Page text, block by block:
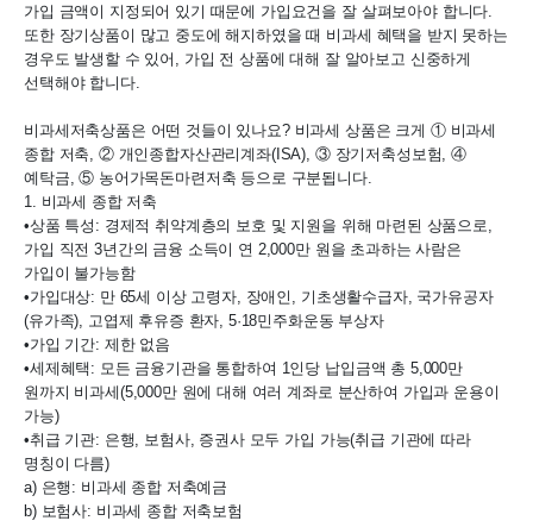
가입 금액이 지정되어 있기 때문에 가입요건을 잘 살펴보아야 합니다.
또한 장기상품이 많고 중도에 해지하였을 때 비과세 혜택을 받지 못하는
경우도 발생할 수 있어, 가입 전 상품에 대해 잘 알아보고 신중하게
선택해야 합니다.
비과세저축상품은 어떤 것들이 있나요? 비과세 상품은 크게 ① 비과세
종합 저축, ② 개인종합자산관리계좌(ISA), ③ 장기저축성보험, ④
예탁금, ⑤ 농어가목돈마련저축 등으로 구분됩니다.
1. 비과세 종합 저축
•상품 특성: 경제적 취약계층의 보호 및 지원을 위해 마련된 상품으로,
가입 직전 3년간의 금융 소득이 연 2,000만 원을 초과하는 사람은
가입이 불가능함
•가입대상: 만 65세 이상 고령자, 장애인, 기초생활수급자, 국가유공자
(유가족), 고엽제 후유증 환자, 5·18민주화운동 부상자
•가입 기간: 제한 없음
•세제혜택: 모든 금융기관을 통합하여 1인당 납입금액 총 5,000만
원까지 비과세(5,000만 원에 대해 여러 계좌로 분산하여 가입과 운용이
가능)
•취급 기관: 은행, 보험사, 증권사 모두 가입 가능(취급 기관에 따라
명칭이 다름)
a) 은행: 비과세 종합 저축예금
b) 보험사: 비과세 종합 저축보험